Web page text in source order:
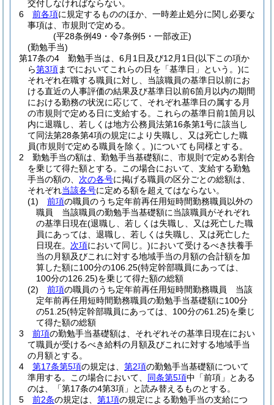
交付しなければならない。
6
前各項に規定するもののほか、一時差止処分に関し必要な
事項は、市規則で定める。
(平28条例49・令7条例5・一部改正)
(勤勉手当)
第17条の4
勤勉手当は、6月1日及び12月1日(以下この項か
ら第3項までにおいてこれらの日を「基準日」という。)に
それぞれ在職する職員に対し、当該職員の基準日以前にお
ける直近の人事評価の結果及び基準日以前6箇月以内の期間
における勤務の状況に応じて、それぞれ基準日の属する月
の市規則で定める日に支給する。
これらの基準日前1箇月以
内に退職し、若しくは地方公務員法第16条第1号に該当し
て同法第28条第4項の規定により失職し、又は死亡した職
員(市規則で定める職員を除く。)についても同様とする。
2
勤勉手当の額は、勤勉手当基礎額に、市規則で定める割合
を乗じて得た額とする。
この場合において、支給する勤勉
手当の額の、 次の各号に掲げる職員の区分ごとの総額は、
それぞれ当該各号に定める額を超えてはならない。
(1)
前項の職員のうち定年前再任用短時間勤務職員以外の
職員 当該職員の勤勉手当基礎額に当該職員がそれぞれ
の基準日現在(退職し、若しくは失職し、又は死亡した職
員にあっては、退職し、若しくは失職し、又は死亡した
日現在。 次項において同じ。)において受けるべき扶養手
当の月額及びこれに対する地域手当の月額の合計額を加
算した額に100分の106.25(特定幹部職員にあっては、
100分の126.25)を乗じて得た額の総額
(2)
前項の職員のうち定年前再任用短時間勤務職員 当該
定年前再任用短時間勤務職員の勤勉手当基礎額に100分
の51.25(特定幹部職員にあっては、100分の61.25)を乗じ
て得た額の総額
3
前項の勤勉手当基礎額は、それぞれその基準日現在におい
て職員が受けるべき給料の月額及びこれに対する地域手当
の月額とする。
4
第17条第5項の規定は、 第2項の勤勉手当基礎額について
準用する。
この場合において、 同条第5項中「前項」とある
のは、「第17条の4第3項」と読み替えるものとする。
5
前2条の規定は、 第1項の規定による勤勉手当の支給につ